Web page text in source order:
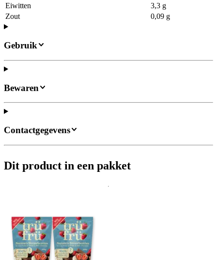
Eiwitten
3,3 g
Zout
0,09 g
Gebruik
Bewaren
Contactgegevens
Dit product in een pakket